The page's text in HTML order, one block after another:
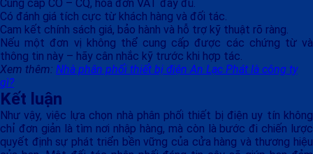
Cung cấp CO – CQ, hóa đơn VAT đầy đủ.
Có đánh giá tích cực từ khách hàng và đối tác.
Cam kết chính sách giá, bảo hành và hỗ trợ kỹ thuật rõ ràng.
Nếu một đơn vị không thể cung cấp được các chứng từ và
thông tin này – hãy cân nhắc kỹ trước khi hợp tác.
Xem thêm: Nhà phân phối thiết bị điện An Lạc Phát là công ty
gì?
Kết luận
Như vậy, việc lựa chọn nhà phân phối thiết bị điện uy tín không
chỉ đơn giản là tìm nơi nhập hàng, mà còn là bước đi chiến lược
quyết định sự phát triển bền vững của cửa hàng và thương hiệu